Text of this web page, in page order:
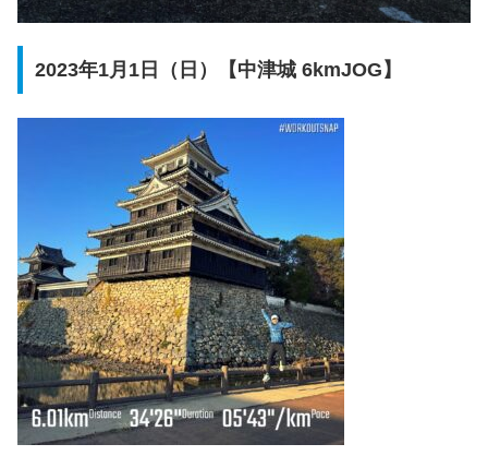
2023年1月1日（日）【中津城 6kmJOG】